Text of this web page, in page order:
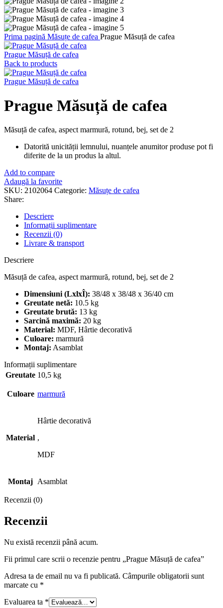
Prima pagină Măsuțe de cafea Prague Măsuță de cafea
Prague Măsuță de cafea
Back to products
Prague Măsuță de cafea
Prague Măsuță de cafea
Măsuță de cafea, aspect marmură, rotund, bej, set de 2
Datorită unicității lemnului, nuanțele anumitor produse pot fi
diferite de la un produs la altul.
Add to compare
Adaugă la favorite
SKU: 2102064 Categorie: Măsuțe de cafea
Share:
Descriere
Informații suplimentare
Recenzii (0)
Livrare & transport
Descriere
Măsuță de cafea, aspect marmură, rotund, bej, set de 2
Dimensiuni (LxlxÎ): 38/48 x 38/48 x 36/40 cm
Greutate netă: 10.5 kg
Greutate brută: 13 kg
Sarcină maximă: 20 kg
Material: MDF, Hârtie decorativă
Culoare: marmură
Montaj: Asamblat
Informații suplimentare
Greutate 10,5 kg
Culoare marmură
Material
Hârtie decorativă
,
MDF
Montaj Asamblat
Recenzii (0)
Recenzii
Nu există recenzii până acum.
Fii primul care scrii o recenzie pentru „Prague Măsuță de cafea”
Adresa ta de email nu va fi publicată. Câmpurile obligatorii sunt
marcate cu *
Evaluarea ta *